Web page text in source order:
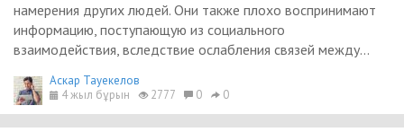
намерения других людей. Они также плохо воспринимают
информацию, поступающую из социального
взаимодействия, вследствие ослабления связей между...
Аскар Тауекелов
4 жыл бұрын
2777 0 0